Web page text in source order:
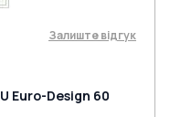
Залиште відгук
Euro-Design 60